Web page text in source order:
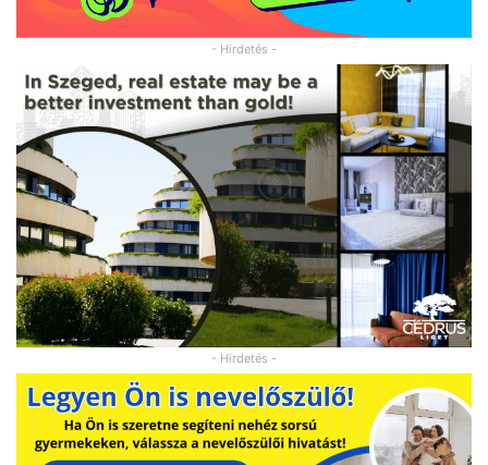
- Hirdetés -
- Hirdetés -